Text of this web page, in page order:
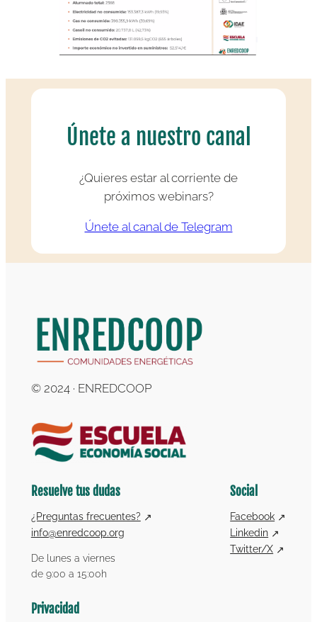
Únete a nuestro canal
¿Quieres estar al corriente de
próximos webinars?
Únete al canal de Telegram
© 2024 · ENREDCOOP
Resuelve tus dudas
¿Preguntas frecuentes?
info@enredcoop.org
De lunes a viernes
de 9:00 a 15:00h
Social
Facebook
Linkedin
Twitter/X
Privacidad